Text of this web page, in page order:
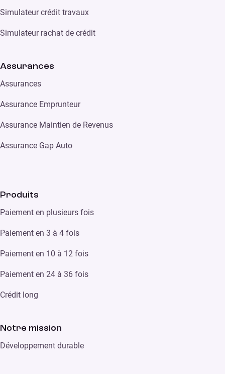
Simulateur crédit travaux
Simulateur rachat de crédit
Assurances
Assurances
Assurance Emprunteur
Assurance Maintien de Revenus
Assurance Gap Auto
Produits
Paiement en plusieurs fois
Paiement en 3 à 4 fois
Paiement en 10 à 12 fois
Paiement en 24 à 36 fois
Crédit long
Notre mission
Développement durable